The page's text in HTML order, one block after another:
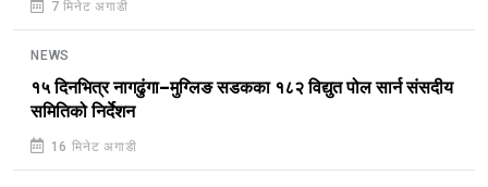
7 मिनेट अगाडी
NEWS
१५ दिनभित्र नागढुंगा–मुग्लिङ सडकका १८२ विद्युत पोल सार्न संसदीय
समितिको निर्देशन
16 मिनेट अगाडी